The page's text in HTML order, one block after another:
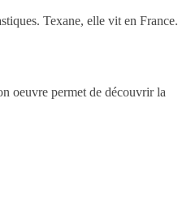
Texane, elle vit en France.
oeuvre permet de découvrir la